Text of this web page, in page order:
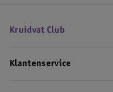
Kruidvat Club
Klantenservice